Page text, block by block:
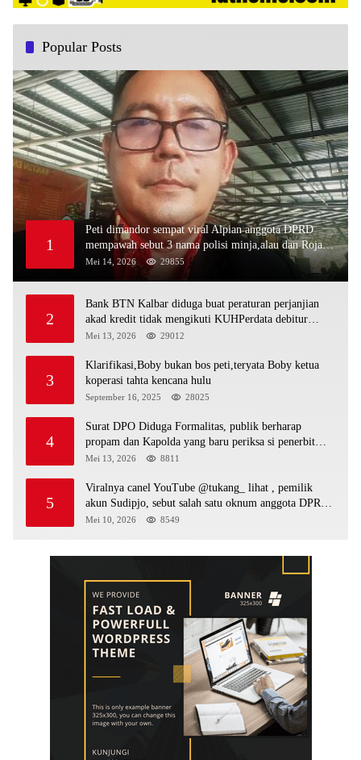
Popular Posts
1
Peti dimandor sempat viral Alpian anggota DPRD
mempawah sebut 3 nama polisi minja,alau dan Rojali
sebagai bos peti,Bahkan ada alat berat excavator
Mei 14, 2026 29855
2
Bank BTN Kalbar diduga buat peraturan perjanjian
akad kredit tidak mengikuti KUHPerdata debitur
awam di bentur dengan aturan diduga tanpa dasar
Mei 13, 2026 29012
3
Klarifikasi,Boby bukan bos peti,teryata Boby ketua
koperasi tahta kencana hulu
September 16, 2025 28025
4
Surat DPO Diduga Formalitas, publik berharap
propam dan Kapolda yang baru periksa si penerbit
surat serta Aph diduga lepaskan DPO
Mei 13, 2026 8811
5
Viralnya canel YouTube @tukang_ lihat , pemilik
akun Sudipjo, sebut salah satu oknum anggota DPRD
mempawah terlibat sebagai cukong peti Kapolda yang
Mei 10, 2026 8549